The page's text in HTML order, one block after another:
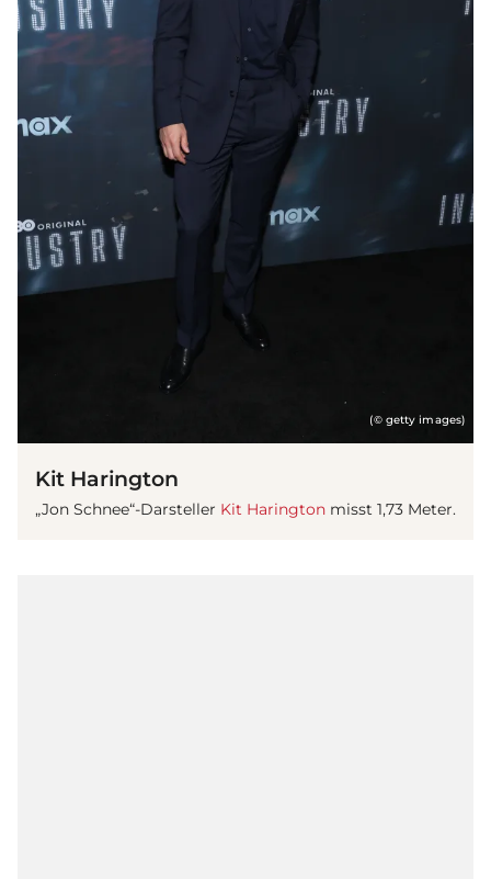
(© getty images)
Kit Harington
„Jon Schnee“-Darsteller Kit Harington misst 1,73 Meter.